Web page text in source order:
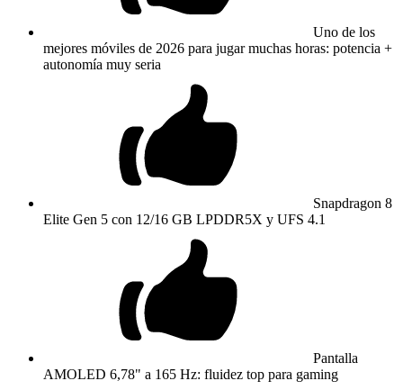
Uno de los
mejores móviles de 2026 para jugar muchas horas: potencia +
autonomía muy seria
Snapdragon 8
Elite Gen 5 con 12/16 GB LPDDR5X y UFS 4.1
Pantalla
AMOLED 6,78" a 165 Hz: fluidez top para gaming